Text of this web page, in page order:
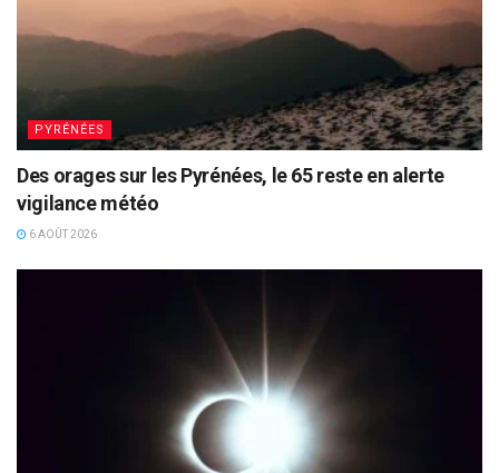
PYRÉNÉES
Des orages sur les Pyrénées, le 65 reste en alerte
vigilance météo
6 AOÛT 2026